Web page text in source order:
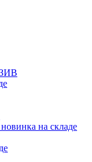
на складе